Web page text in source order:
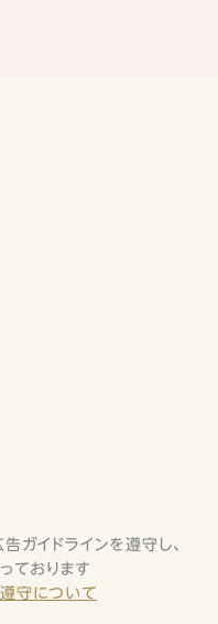
ガイドラインを遵守し、
ております
守について